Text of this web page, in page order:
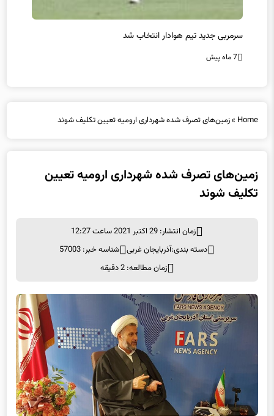
سرمربی جدید تیم هوادار انتخاب شد
7 ماه پیش
Home
»زمین‌های تصرف شده شهرداری ارومیه تعیین تکلیف شوند
زمین‌های تصرف شده شهرداری ارومیه تعیین
تکلیف شوند
زمان انتشار: 29 اکتبر 2021 ساعت 12:27
دسته بندی:آذربایجان غربی شناسه خبر: 57003
زمان مطالعه: 2 دقیقه